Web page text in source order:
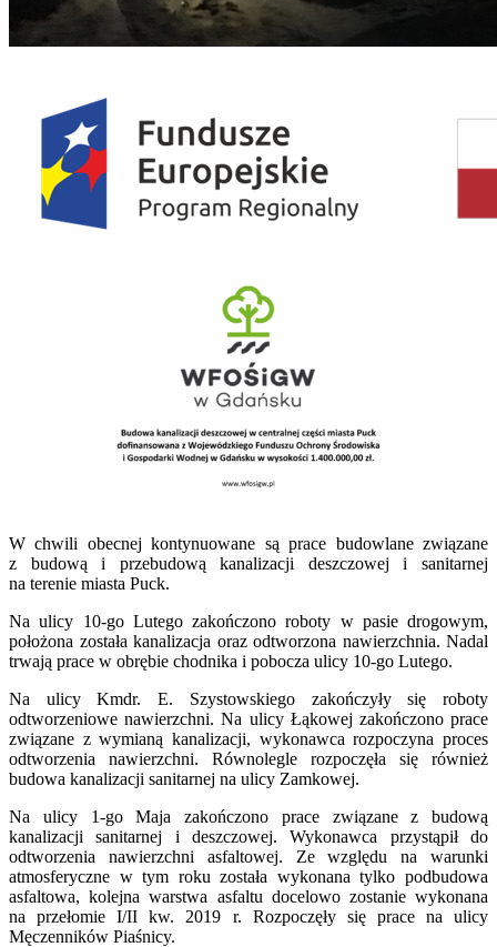
W chwili obecnej kontynuowane są prace budowlane związane
z budową i przebudową kanalizacji deszczowej i sanitarnej
na terenie miasta Puck.
Na ulicy 10-go Lutego zakończono roboty w pasie drogowym,
położona została kanalizacja oraz odtworzona nawierzchnia. Nadal
trwają prace w obrębie chodnika i pobocza ulicy 10-go Lutego.
Na ulicy Kmdr. E. Szystowskiego zakończyły się roboty
odtworzeniowe nawierzchni. Na ulicy Łąkowej zakończono prace
związane z wymianą kanalizacji, wykonawca rozpoczyna proces
odtworzenia nawierzchni. Równolegle rozpoczęła się również
budowa kanalizacji sanitarnej na ulicy Zamkowej.
Na ulicy 1-go Maja zakończono prace związane z budową
kanalizacji sanitarnej i deszczowej. Wykonawca przystąpił do
odtworzenia nawierzchni asfaltowej. Ze względu na warunki
atmosferyczne w tym roku została wykonana tylko podbudowa
asfaltowa, kolejna warstwa asfaltu docelowo zostanie wykonana
na przełomie I/II kw. 2019 r. Rozpoczęły się prace na ulicy
Męczenników Piaśnicy.